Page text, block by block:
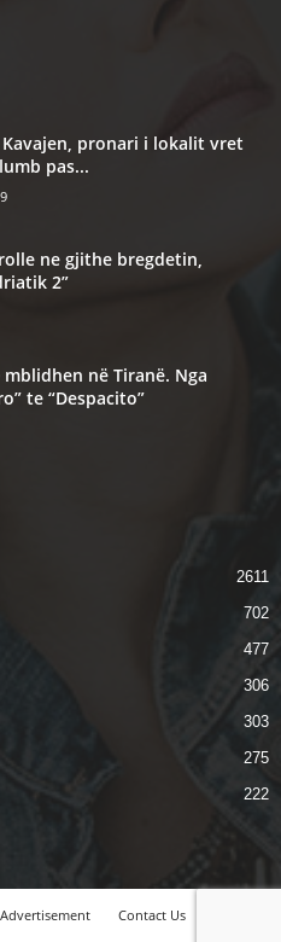
pronari i lokalit vret
pas...
ne gjithe bregdetin,
2”
në Tiranë. Nga
te “Despacito”
2611
702
477
306
303
275
222
Advertisement Contact Us